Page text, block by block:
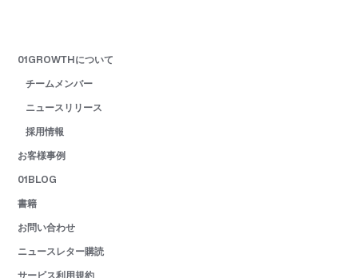
01GROWTHについて
チームメンバー
ニュースリリース
採用情報
お客様事例
01BLOG
書籍
お問い合わせ
ニュースレター購読
サービス利用規約